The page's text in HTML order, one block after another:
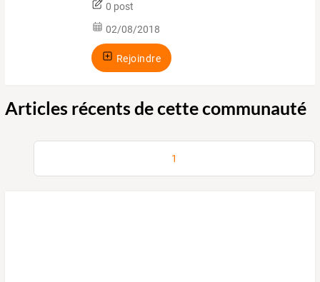
0 post
02/08/2018
Rejoindre
Articles récents de cette communauté
1